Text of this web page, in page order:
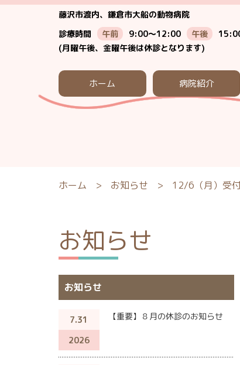
藤沢市渡内、鎌倉市大船の動物病院
診療時間
午前 9:00～12:00 午後
(月曜午後、金曜午後は休診となります)
ホーム 病院紹介
ホーム > お知らせ > 12/6（月）受
お知らせ
お知らせ
7.31
2026
【重要】８月の休診のお知らせ